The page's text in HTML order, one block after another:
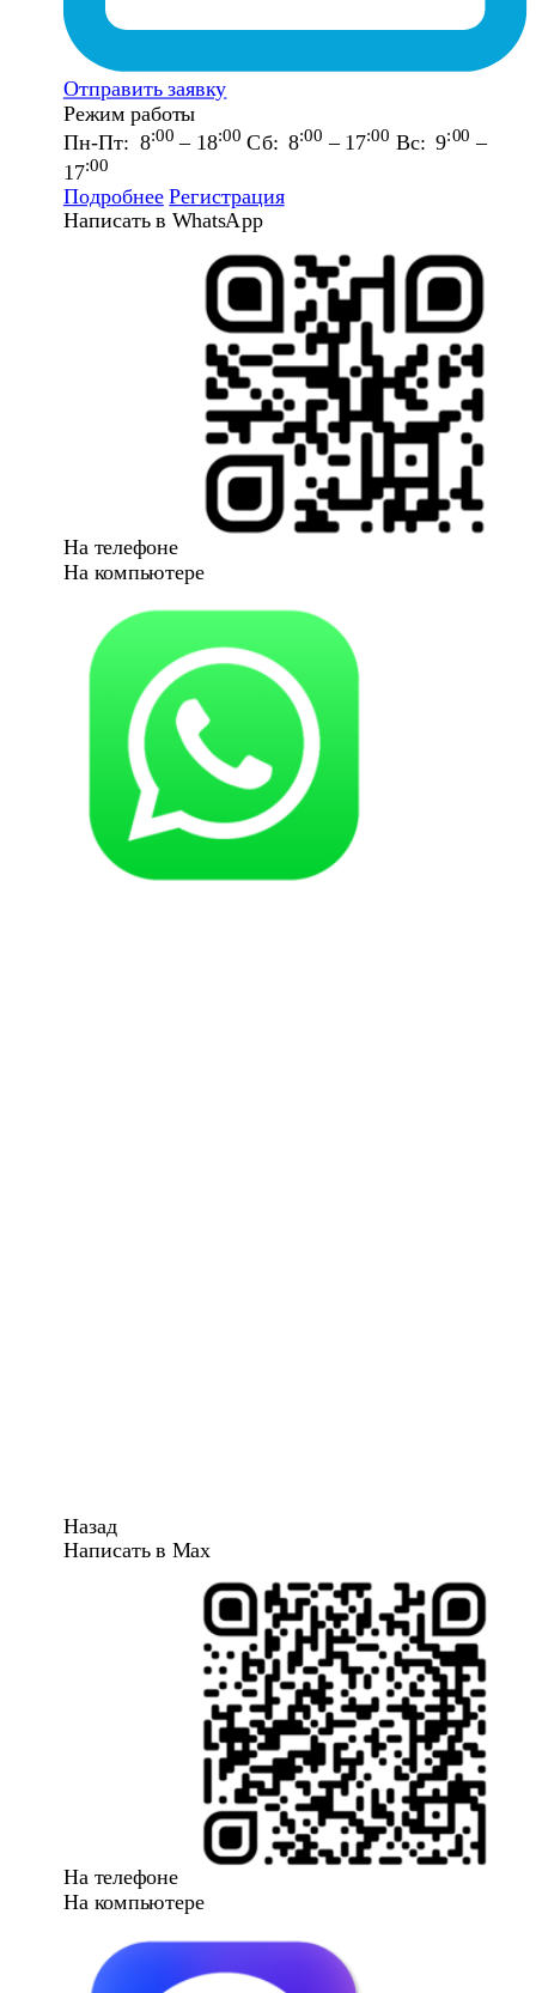
Отправить заявку
Режим работы
Пн-Пт: 8:00 – 18:00 Сб: 8:00 – 17:00 Вс: 9:00 –
17:00
Подробнее Регистрация
Написать в WhatsApp
На телефоне
На компьютере
Назад
Написать в Max
На телефоне
На компьютере